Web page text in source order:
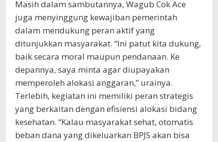
Masih dalam sambutannya, Wagub Cok Ace
juga menyinggung kewajiban pemerintah
dalam mendukung peran aktif yang
ditunjukkan masyarakat. “Ini patut kita dukung,
baik secara moral maupun pendanaan. Ke
depannya, saya minta agar diupayakan
memperoleh alokasi anggaran,” urainya.
Terlebih, kegiatan ini memiliki peran strategis
yang berkaitan dengan efisiensi alokasi bidang
kesehatan. “Kalau masyarakat sehat, otomatis
beban dana yang dikeluarkan BPJS akan bisa